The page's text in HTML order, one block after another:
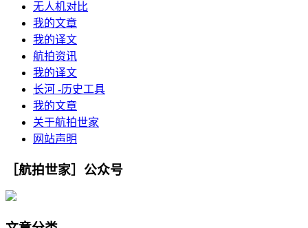
无人机对比
我的文章
我的译文
航拍资讯
我的译文
长河 -历史工具
我的文章
关于航拍世家
网站声明
［航拍世家］公众号